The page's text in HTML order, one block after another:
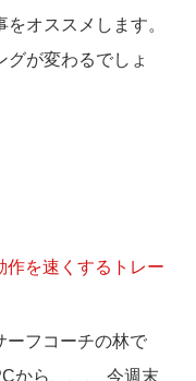
オススメします。
グが変わるでしょ
作を速くするトレー
ーフコーチの林で
から、、、 今週末